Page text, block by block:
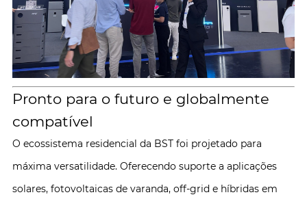
Pronto para o futuro e globalmente
compatível
O ecossistema residencial da BST foi projetado para
máxima versatilidade. Oferecendo suporte a aplicações
solares, fotovoltaicas de varanda, off-grid e híbridas em